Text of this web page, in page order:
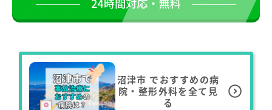
沼津市 でおすすめの病
院・整形外科を全て見
る